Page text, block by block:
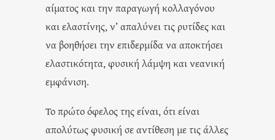
αίματος και την παραγωγή κολλαγόνου
και ελαστίνης, ν’ απαλύνει τις ρυτίδες και
να βοηθήσει την επιδερμίδα να αποκτήσει
ελαστικότητα, φυσική λάμψη και νεανική
εμφάνιση.
Το πρώτο όφελος της είναι, ότι είναι
απολύτως φυσική σε αντίθεση με τις άλλες